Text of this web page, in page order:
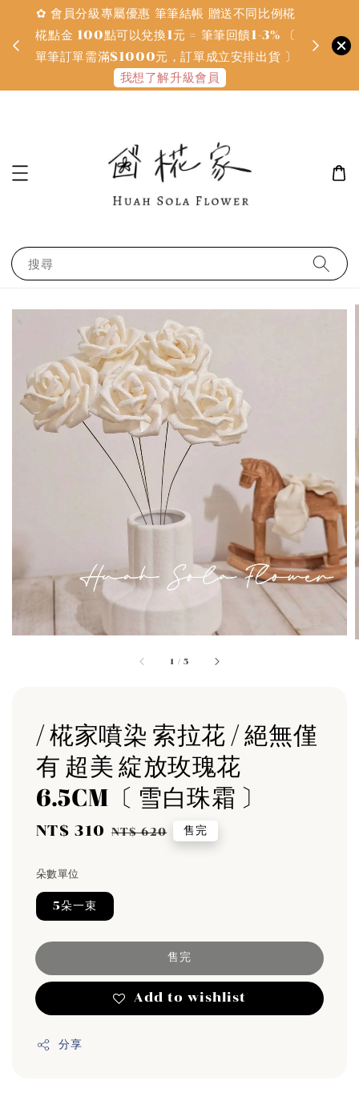
✿ 會員分級專屬優惠 筆筆結帳 贈送不同比例椛
椛點金 100點可以兌換1元 = 筆筆回饋1-3% 〔
單筆訂單需滿$1000元，訂單成立安排出貨 〕
我想了解升級會員
搜尋
1 /5
/ 椛家噴染 索拉花 / 絕無僅
有 超美 綻放玫瑰花
6.5CM〔 雪白珠霜 〕
Sale
NT$ 310 Regular
NT$ 620 售完
朵數單位
5朵一束
售完
Add to wishlist
分享